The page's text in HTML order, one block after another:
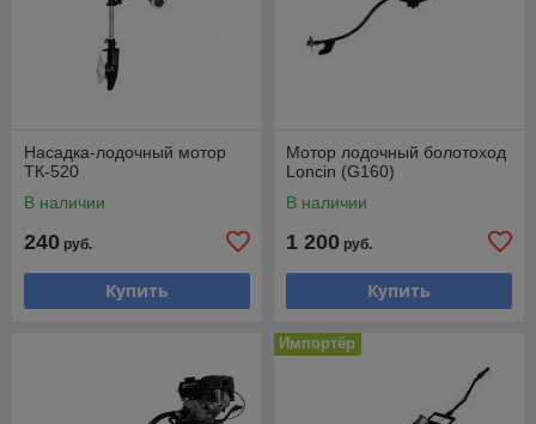
Насадка-лодочный мотор
ТК-520
В наличии
240 руб.
Купить
Мотор лодочный болотоход
Loncin (G160)
В наличии
1 200 руб.
Купить
Импортёр